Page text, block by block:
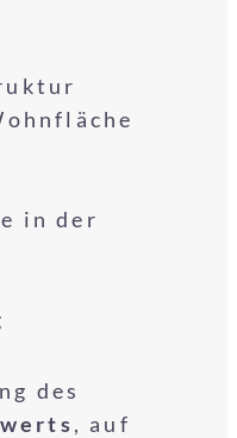
in der
des
, auf